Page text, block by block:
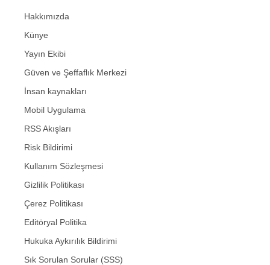
Hakkımızda
Künye
Yayın Ekibi
Güven ve Şeffaflık Merkezi
İnsan kaynakları
Mobil Uygulama
RSS Akışları
Risk Bildirimi
Kullanım Sözleşmesi
Gizlilik Politikası
Çerez Politikası
Editöryal Politika
Hukuka Aykırılık Bildirimi
Sık Sorulan Sorular (SSS)